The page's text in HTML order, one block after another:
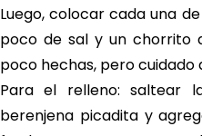
Luego, colocar cada una
poco de sal y un chorrito
poco hechas, pero cuidado
Para el relleno: saltear
berenjena picadita y